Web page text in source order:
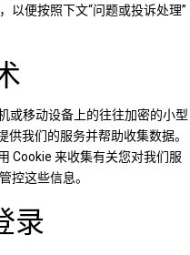
以便按照下文“问题或投诉处理”
或移动设备上的往往加密的小型
供我们的服务并帮助收集数据。
Cookie 来收集有关您对我们服
控这些信息。
录